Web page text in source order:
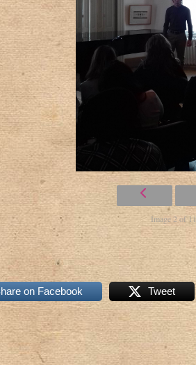
Image 2 of 11
on Facebook Tweet